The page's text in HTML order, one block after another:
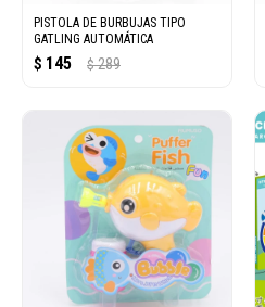
PISTOLA DE BURBUJAS TIPO
GATLING AUTOMÁTICA
$ 145 $ 289